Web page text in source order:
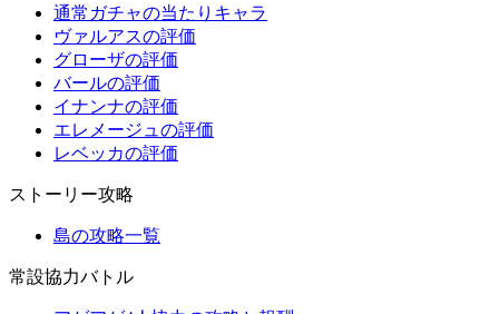
通常ガチャの当たりキャラ
ヴァルアスの評価
グローザの評価
バールの評価
イナンナの評価
エレメージュの評価
レベッカの評価
ストーリー攻略
島の攻略一覧
常設協力バトル